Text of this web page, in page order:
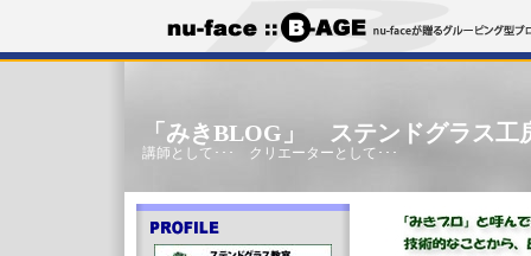
「みきBLOG」 ステンドグラス工
講師として･･･ クリエーターとして･･･